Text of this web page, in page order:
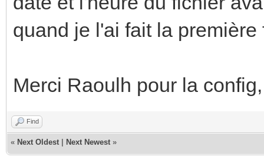
quand je l'ai fait la première
Merci Raoulh pour la
Find
« Next Oldest Next Newest »